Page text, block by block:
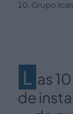
Grupo
L as
de